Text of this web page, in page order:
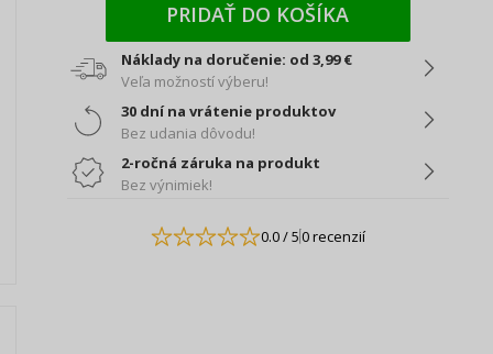
PRIDAŤ DO KOŠÍKA
Náklady na doručenie: od 3,99 €
Veľa možností výberu!
30 dní na vrátenie produktov
Bez udania dôvodu!
2-ročná záruka na produkt
Bez výnimiek!
0.0/ 50 recenzií